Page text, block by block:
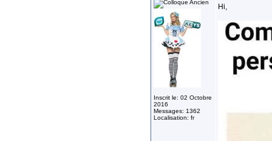
Inscrit le: 02 Octobre
2016
Messages: 1362
Localisation: fr
Hi,